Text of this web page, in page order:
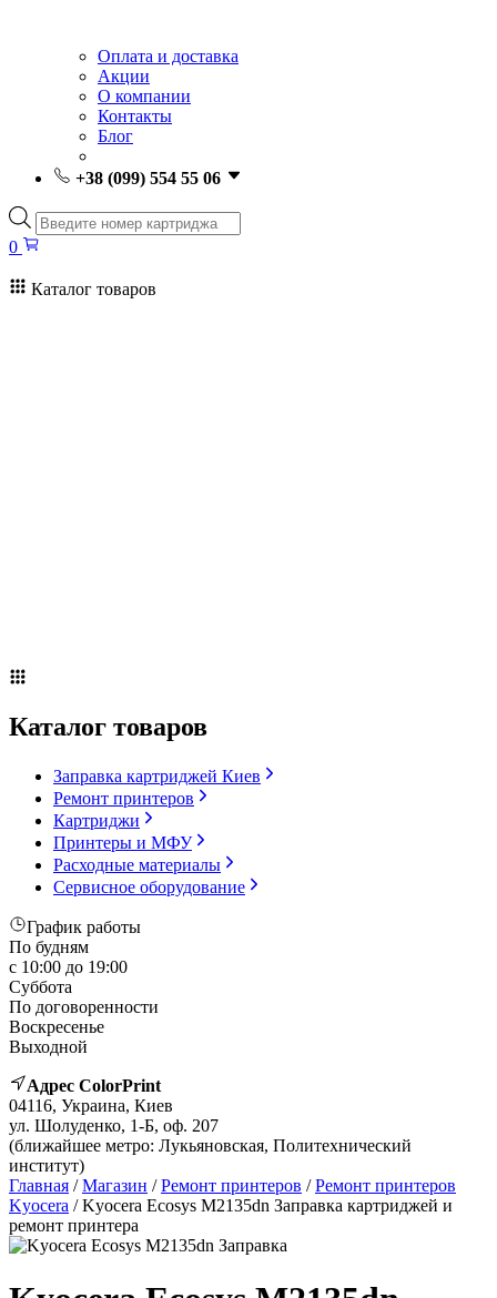
Оплата и доставка
Акции
О компании
Контакты
Блог
+38 (099) 554 55 06
Поиск
товаров
0
Каталог товаров
Каталог товаров
Заправка картриджей Киев
Ремонт принтеров
Картриджи
Принтеры и МФУ
Расходные материалы
Сервисное оборудование
График работы
По будням
с 10:00 до 19:00
Суббота
По договоренности
Воскресенье
Выходной
Адрес ColorPrint
04116, Украина, Киев
ул. Шолуденко, 1-Б, оф. 207
(ближайшее метро: Лукьяновская, Политехнический
институт)
Главная /Магазин /Ремонт принтеров /Ремонт принтеров
Kyocera / Kyocera Ecosys M2135dn Заправка картриджей и
ремонт принтера